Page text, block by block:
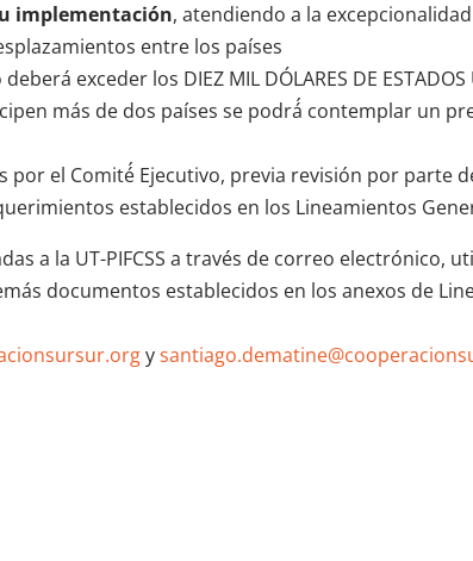
implementación, atendiendo a la
entre los países
exceder los DIEZ MIL DÓLARES DE ESTADOS
más de dos países se podrá́ contemplar un
el Comité́ Ejecutivo, previa revisión por parte de
establecidos en los Lineamientos
a la UT-PIFCSS a través de correo electrónico,
documentos establecidos en los anexos de
y